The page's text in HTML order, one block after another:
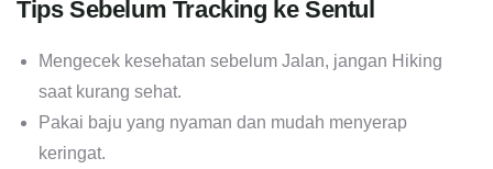
Tips Sebelum Tracking ke Sentul
Mengecek kesehatan sebelum Jalan, jangan Hiking
saat kurang sehat.
Pakai baju yang nyaman dan mudah menyerap
keringat.